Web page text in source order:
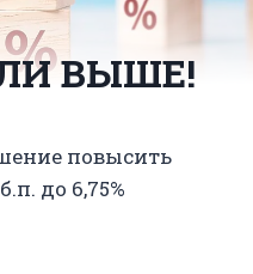
ВЫШЕ!
повысить
до 6,75%